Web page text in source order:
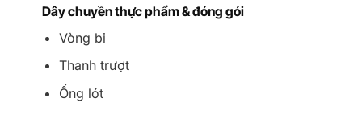
Dây chuyền thực phẩm & đóng gói
Vòng bi
Thanh trượt
Ống lót